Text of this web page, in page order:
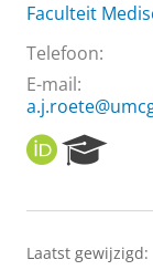
Faculteit
Telefoon:
E-mail:
O
R
I
e
r
Laatst gewijzigd: